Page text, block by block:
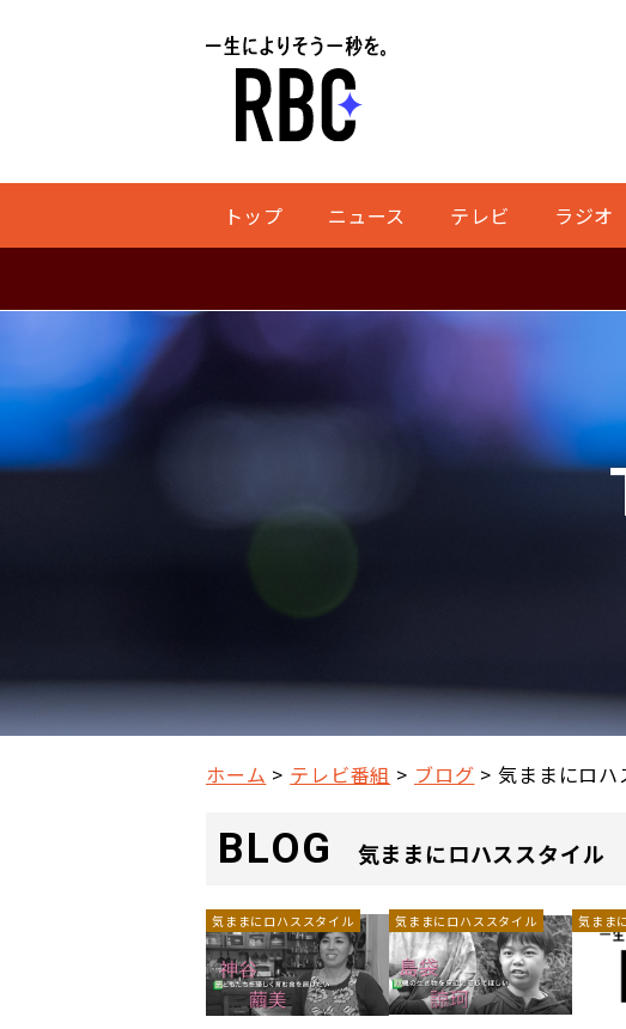
トップ ニュース テレビ ラジオ
ホーム テレビ番組 ブログ 気ままにロハ
BLOG 気ままにロハススタイル
気ままにロハススタイル 気ままにロハススタイル 気まま